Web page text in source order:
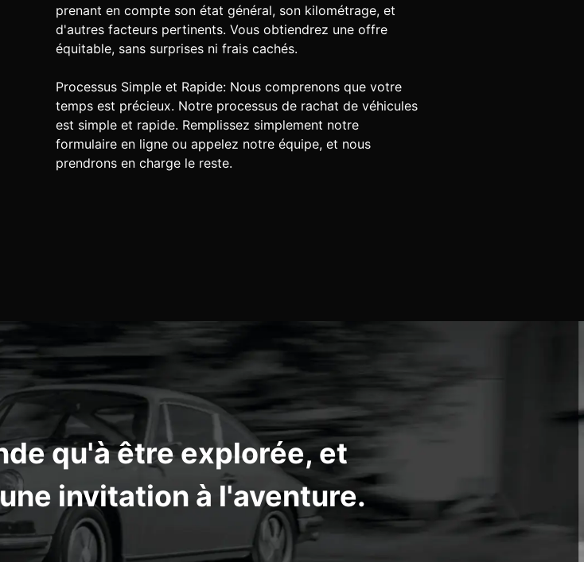
prenant en compte son état général, son kilométrage, et
d'autres facteurs pertinents. Vous obtiendrez une offre
équitable, sans surprises ni frais cachés.
Processus Simple et Rapide: Nous comprenons que votre
temps est précieux. Notre processus de rachat de véhicules
est simple et rapide. Remplissez simplement notre
formulaire en ligne ou appelez notre équipe, et nous
prendrons en charge le reste.
qu'à être explorée, et
invitation à l'aventure.